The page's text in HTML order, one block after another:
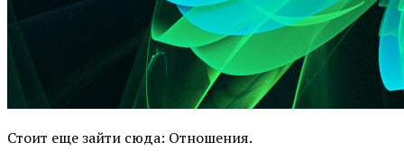
Стоит еще зайти сюда: Отношения.